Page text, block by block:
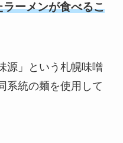
ーメンが食べるこ
源」という札幌味噌
系統の麺を使用して